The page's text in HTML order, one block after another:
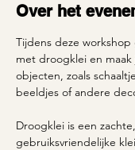
Over het
Tijdens deze workshop
met droogklei en
objecten, zoals
beeldjes of andere
Droogklei is een zachte,
gebruiksvriendelijke